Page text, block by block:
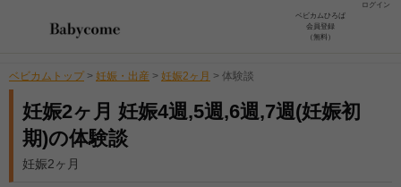
ログイン
ベビカムひろば
会員登録
（無料）
ベビカムトップ > 妊娠・出産 > 妊娠2ヶ月 > 体験談
妊娠2ヶ月 妊娠4週,5週,6週,7週(妊娠初
期)の体験談
妊娠2ヶ月